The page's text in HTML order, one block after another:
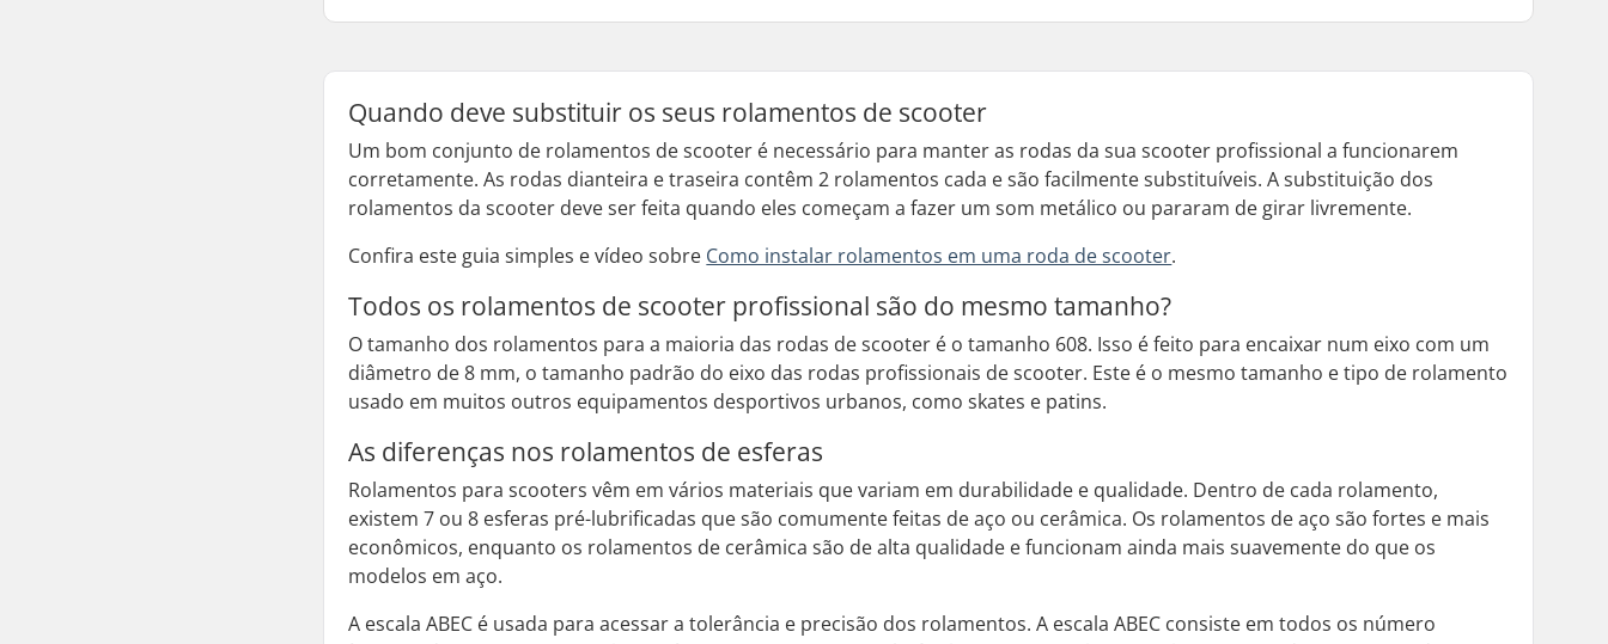
Quando deve substituir os seus rolamentos de scooter
Um bom conjunto de rolamentos de scooter é necessário para manter as rodas da sua scooter profissional a funcionarem
corretamente. As rodas dianteira e traseira contêm 2 rolamentos cada e são facilmente substituíveis. A substituição dos
rolamentos da scooter deve ser feita quando eles começam a fazer um som metálico ou pararam de girar livremente.
Confira este guia simples e vídeo sobre Como instalar rolamentos em uma roda de scooter.
Todos os rolamentos de scooter profissional são do mesmo tamanho?
O tamanho dos rolamentos para a maioria das rodas de scooter é o tamanho 608. Isso é feito para encaixar num eixo com um
diâmetro de 8 mm, o tamanho padrão do eixo das rodas profissionais de scooter. Este é o mesmo tamanho e tipo de rolamento
usado em muitos outros equipamentos desportivos urbanos, como skates e patins.
As diferenças nos rolamentos de esferas
Rolamentos para scooters vêm em vários materiais que variam em durabilidade e qualidade. Dentro de cada rolamento,
existem 7 ou 8 esferas pré-lubrificadas que são comumente feitas de aço ou cerâmica. Os rolamentos de aço são fortes e mais
econômicos, enquanto os rolamentos de cerâmica são de alta qualidade e funcionam ainda mais suavemente do que os
modelos em aço.
A escala ABEC é usada para acessar a tolerância e precisão dos rolamentos. A escala ABEC consiste em todos os número